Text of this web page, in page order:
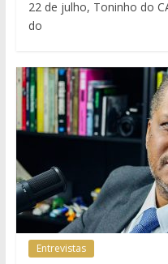
22 de julho, Toninho do
do
Entrevistas